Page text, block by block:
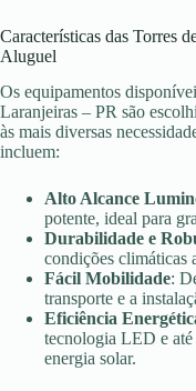
Características das Torres
Aluguel
Os equipamentos
Laranjeiras – PR são
às mais diversas
incluem:
Alto Alcance
potente, ideal para
Durabilidade e
condições climáticas
Fácil Mobilidade:
transporte e a
Eficiência
tecnologia LED e
energia solar.